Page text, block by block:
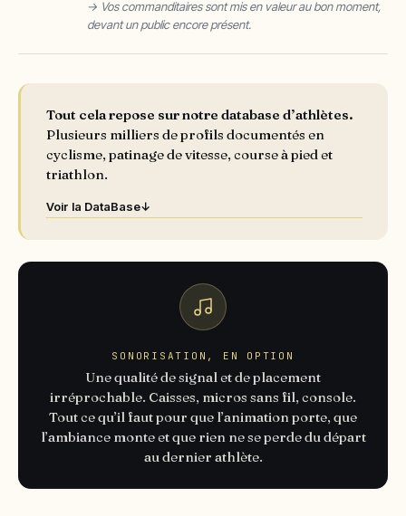
→ Vos commanditaires sont mis en valeur au bon moment,
devant un public encore présent.
Tout cela repose sur notre database d’athlètes.
Plusieurs milliers de profils documentés en
cyclisme, patinage de vitesse, course à pied et
triathlon.
Voir la DataBase↓
SONORISATION, EN OPTION
Une qualité de signal et de placement
irréprochable. Caisses, micros sans fil, console.
Tout ce qu’il faut pour que l’animation porte, que
l’ambiance monte et que rien ne se perde du départ
au dernier athlète.